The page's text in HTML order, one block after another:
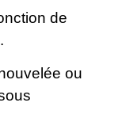
de
ou